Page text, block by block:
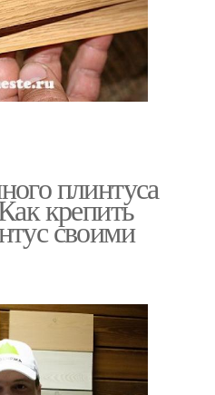
плинтуса
крепить
своими